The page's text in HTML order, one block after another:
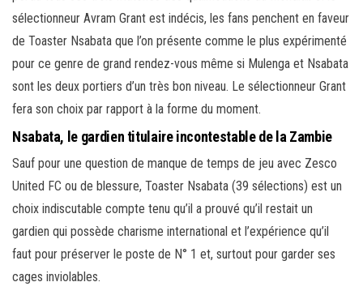
sélectionneur Avram Grant est indécis, les fans penchent en faveur
de Toaster Nsabata que l’on présente comme le plus expérimenté
pour ce genre de grand rendez-vous même si Mulenga et Nsabata
sont les deux portiers d’un très bon niveau. Le sélectionneur Grant
fera son choix par rapport à la forme du moment.
Nsabata, le gardien titulaire incontestable de la Zambie
Sauf pour une question de manque de temps de jeu avec Zesco
United FC ou de blessure, Toaster Nsabata (39 sélections) est un
choix indiscutable compte tenu qu’il a prouvé qu’il restait un
gardien qui possède charisme international et l’expérience qu’il
faut pour préserver le poste de N° 1 et, surtout pour garder ses
cages inviolables.